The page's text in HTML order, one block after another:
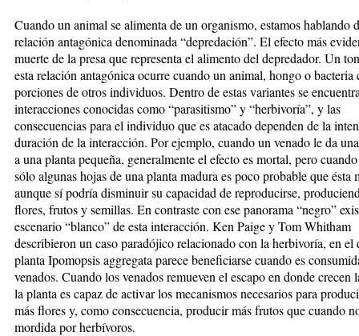
Cuando un animal se alimenta de un organismo, estamos hablando
relación antagónica denominada “depredación”. El efecto más
muerte de la presa que representa el alimento del depredador. Un
esta relación antagónica ocurre cuando un animal, hongo o bacteria
porciones de otros individuos. Dentro de estas variantes se
interacciones conocidas como “parasitismo” y “herbivoría”, y las
consecuencias para el individuo que es atacado dependen de la
duración de la interacción. Por ejemplo, cuando un venado le da
a una planta pequeña, generalmente el efecto es mortal, pero
sólo algunas hojas de una planta madura es poco probable que ésta
aunque sí podría disminuir su capacidad de reproducirse,
flores, frutos y semillas. En contraste con ese panorama “negro”
escenario “blanco” de esta interacción. Ken Paige y Tom Whitham
describieron un caso paradójico relacionado con la herbivoría, en el
planta Ipomopsis aggregata parece beneficiarse cuando es
venados. Cuando los venados remueven el escapo en donde crecen
la planta es capaz de activar los mecanismos necesarios para
más flores y, como consecuencia, producir más frutos que cuando
mordida por herbívoros.